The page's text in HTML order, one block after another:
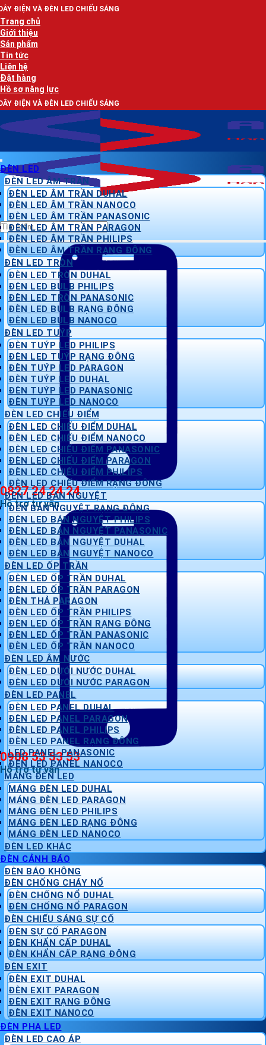
Bỏ
qua
nội
dung
CHIẾU SÁNG
Trang chủ
Giới thiệu
Sản phẩm
Tin tức
Liên hệ
Đặt hàng
Hồ sơ năng lực
CHIẾU SÁNG
Tìm
kiếm:
0827 24 24 24
Hỗ trợ tư vấn
0908 53 53 53
Hỗ trợ tư vấn
ĐÈN LED
ĐÈN LED ÂM TRẦN
ĐÈN LED ÂM TRẦN DUHAL
ĐÈN LED ÂM TRẦN NANOCO
ĐÈN LED ÂM TRẦN PANASONIC
ĐÈN LED ÂM TRẦN PARAGON
ĐÈN LED ÂM TRẦN PHILIPS
ĐÈN LED ÂM TRẦN RẠNG ĐÔNG
ĐÈN LED TRÒN
ĐÈN LED TRÒN DUHAL
ĐÈN LED BULB PHILIPS
ĐÈN LED TRÒN PANASONIC
ĐÈN LED BULB RẠNG ĐÔNG
ĐÈN LED BULB NANOCO
ĐÈN LED TUÝP
ĐÈN TUÝP LED PHILIPS
ĐÈN LED TUÝP RẠNG ĐÔNG
ĐÈN TUÝP LED PARAGON
ĐÈN TUÝP LED DUHAL
ĐÈN TUÝP LED PANASONIC
ĐÈN TUÝP LED NANOCO
ĐÈN LED CHIẾU ĐIỂM
ĐÈN LED CHIẾU ĐIỂM DUHAL
ĐÈN LED CHIẾU ĐIỂM NANOCO
ĐÈN LED CHIẾU ĐIỂM PANASONIC
ĐÈN LED CHIẾU ĐIỂM PARAGON
ĐÈN LED CHIẾU ĐIỂM PHILIPS
ĐÈN LED CHIẾU ĐIỂM RẠNG ĐÔNG
ĐÈN LED BÁN NGUYỆT
ĐÈN BÁN NGUYỆT RẠNG ĐÔNG
ĐÈN LED BÁN NGUYỆT PHILIPS
ĐÈN LED BÁN NGUYỆT PANASONIC
ĐÈN LED BÁN NGUYỆT DUHAL
ĐÈN LED BÁN NGUYỆT NANOCO
ĐÈN LED ỐP TRẦN
ĐÈN LED ỐP TRẦN DUHAL
ĐÈN LED ỐP TRẦN PARAGON
ĐÈN THẢ PARAGON
ĐÈN LED ỐP TRẦN PHILIPS
ĐÈN LED ỐP TRẦN RẠNG ĐÔNG
ĐÈN LED ỐP TRẦN PANASONIC
ĐÈN LED ỐP TRẦN NANOCO
ĐÈN LED ÂM NƯỚC
ĐÈN LED DƯỚI NƯỚC DUHAL
ĐÈN LED DƯỚI NƯỚC PARAGON
ĐÈN LED PANEL
ĐÈN LED PANEL DUHAL
ĐÈN LED PANEL PARAGON
ĐÈN LED PANEL PHILIPS
ĐÈN LED PANEL RẠNG ĐÔNG
LED PANEL PANASONIC
ĐÈN LED PANEL NANOCO
MÁNG ĐÈN LED
MÁNG ĐÈN LED DUHAL
MÁNG ĐÈN LED PARAGON
MÁNG ĐÈN LED PHILIPS
MÁNG ĐÈN LED RẠNG ĐÔNG
MÁNG ĐÈN LED NANOCO
ĐÈN LED KHÁC
ĐÈN CẢNH BÁO
ĐÈN BÁO KHÔNG
ĐÈN CHỐNG CHÁY NỔ
ĐÈN CHỐNG NỔ DUHAL
ĐÈN CHỐNG NỔ PARAGON
ĐÈN CHIẾU SÁNG SỰ CỐ
ĐÈN SỰ CỐ PARAGON
ĐÈN KHẨN CẤP DUHAL
ĐÈN KHẨN CẤP RẠNG ĐÔNG
ĐÈN EXIT
ĐÈN EXIT DUHAL
ĐÈN EXIT PARAGON
ĐÈN EXIT RẠNG ĐÔNG
ĐÈN EXIT NANOCO
ĐÈN PHA LED
ĐÈN LED CAO ÁP